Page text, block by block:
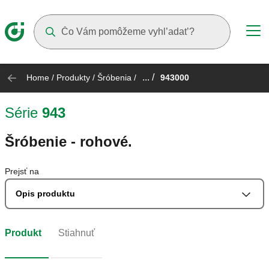
Home / Produkty / Šróbenia / ... / 943000
Série 943
Šróbenie - rohové.
Prejsť na
Opis produktu
Produkt Stiahnuť